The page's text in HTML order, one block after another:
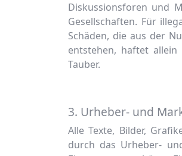
Diskussionsforen und
Gesellschaften. Für
Schäden, die aus der
entstehen, haftet
Tauber.
3. Urheber- und
Alle Texte, Bilder,
durch das Urheber-